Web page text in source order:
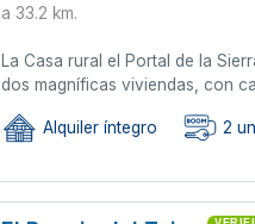
a 33.2 km.
La Casa rural el Portal de la
dos magníficas viviendas, con
Alquiler íntegro 2